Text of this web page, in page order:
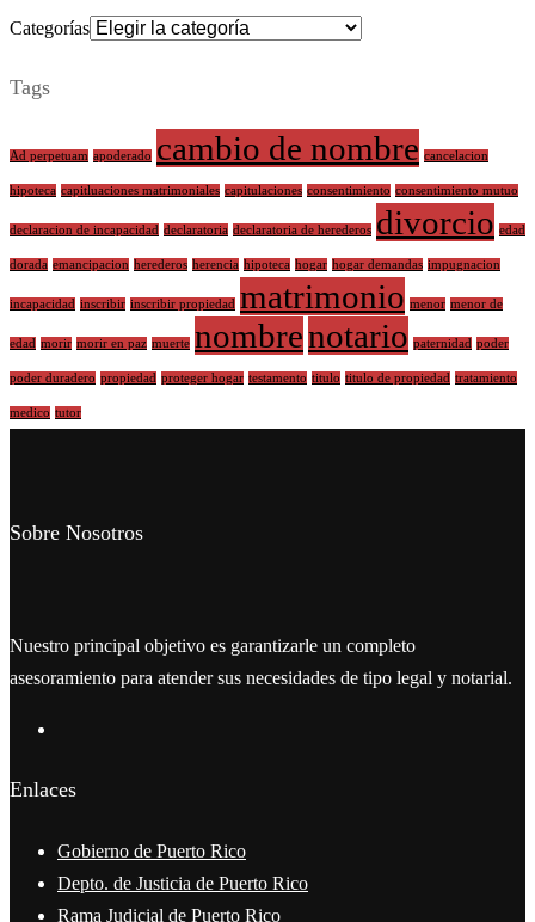
Categorías
Tags
Ad perpetuam apoderado cambio de nombre cancelacion
hipoteca capitluaciones matrimoniales capitulaciones consentimiento consentimiento mutuo
declaracion de incapacidad declaratoria declaratoria de herederos divorcio edad
dorada emancipacion herederos herencia hipoteca hogar hogar demandas impugnacion
incapacidad inscribir inscribir propiedad matrimonio menor menor de
edad morir morir en paz muerte nombrenotario paternidad poder
poder duradero propiedad proteger hogar testamento titulo titulo de propiedad tratamiento
medico tutor
Sobre Nosotros
Nuestro principal objetivo es garantizarle un completo
asesoramiento para atender sus necesidades de tipo legal y notarial.
Enlaces
Gobierno de Puerto Rico
Depto. de Justicia de Puerto Rico
Rama Judicial de Puerto Rico